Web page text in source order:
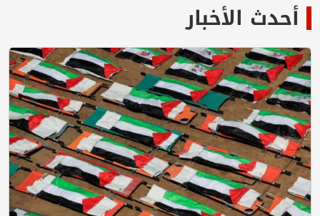
أحدث الأخبار